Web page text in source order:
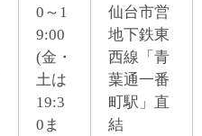
0～1
9:00
(金・
土は
19:3
0ま
仙台市営
地下鉄東
西線「青
葉通一番
町駅」直
結